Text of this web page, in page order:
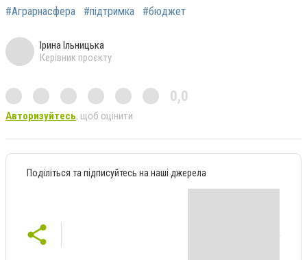
#Аграрнасфера
#підтримка #бюджет
Ірина Ільницька
Керівник проєкту
0,0
Авторизуйтесь, щоб оцінити
Поділіться та підписуйтесь на наші джерела